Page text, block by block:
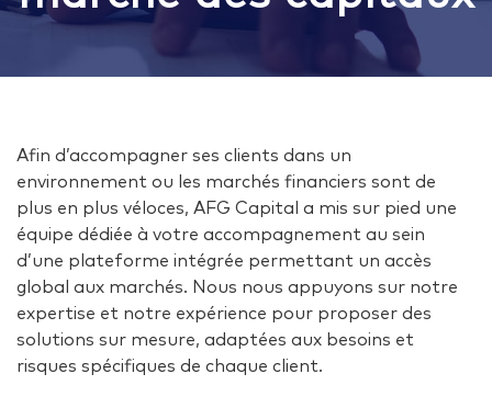
Afin d’accompagner ses clients dans un
environnement ou les marchés financiers sont de
plus en plus véloces, AFG Capital a mis sur pied une
équipe dédiée à votre accompagnement au sein
d’une plateforme intégrée permettant un accès
global aux marchés. Nous nous appuyons sur notre
expertise et notre expérience pour proposer des
solutions sur mesure, adaptées aux besoins et
risques spécifiques de chaque client.